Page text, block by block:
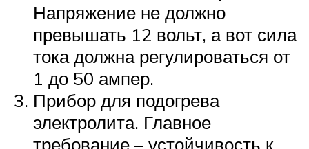
Напряжение не должно
превышать 12 вольт, а вот сила
тока должна регулироваться от
1 до 50 ампер.
Прибор для подогрева
электролита. Главное
требование – устойчивость к